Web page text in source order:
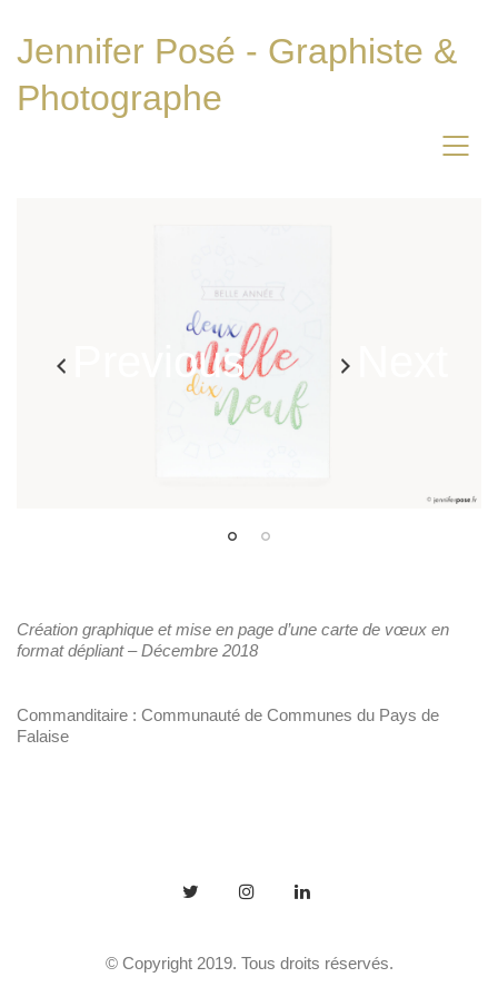
Jennifer Posé - Graphiste &
Photographe
Previous
Création graphique et mise en page d’une carte de vœux en
format dépliant – Décembre 2018
Commanditaire : Communauté de Communes du Pays de
Falaise
© Copyright 2019. Tous droits réservés.